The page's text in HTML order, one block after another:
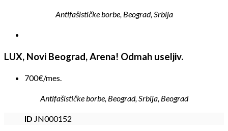
Antifašističke borbe, Beograd, Srbija
LUX, Novi Beograd, Arena! Odmah useljiv.
700€/mes.
Antifašističke borbe, Beograd, Srbija, Beograd
ID JN000152